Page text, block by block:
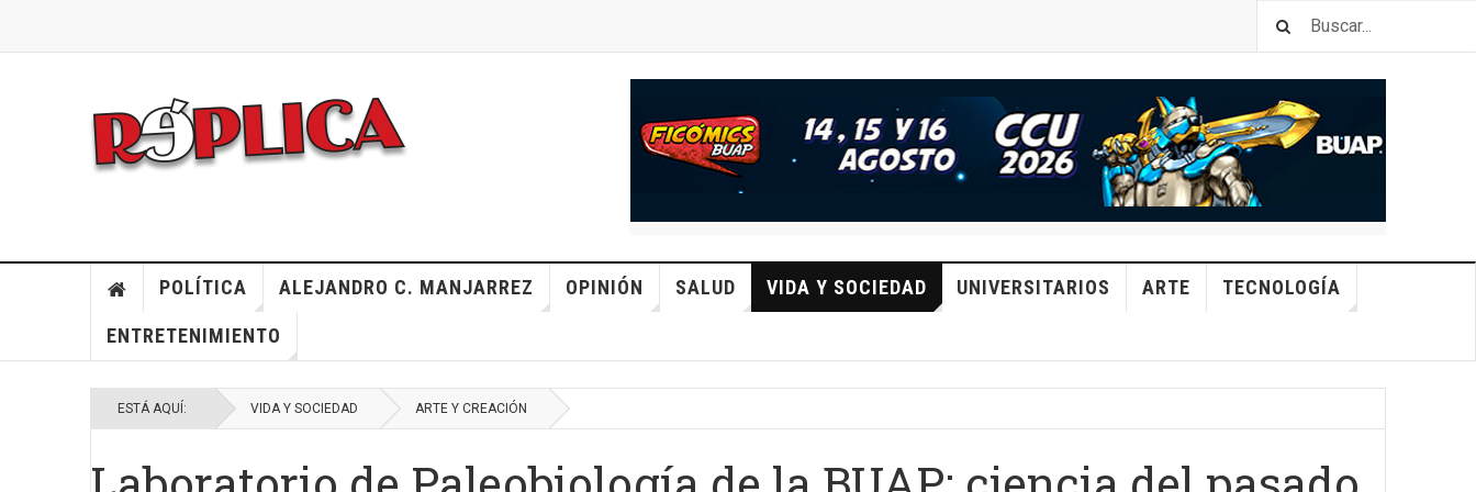
POLÍTICA ALEJANDRO C. MANJARREZ OPINIÓN SALUD VIDA Y SOCIEDAD UNIVERSITARIOS ARTE TECNOLOGÍA
ENTRETENIMIENTO
ESTÁ AQUÍ: VIDA Y SOCIEDAD ARTE Y CREACIÓN